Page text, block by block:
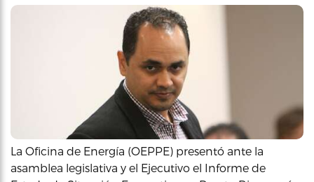
La Oficina de Energía (OEPPE) presentó ante la
asamblea legislativa y el Ejecutivo el Informe de